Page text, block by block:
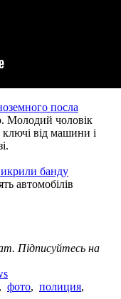
посла
Молодий чоловік
від машини і
банду
автомобілів
Підписуйтесь на
, фото, полиция,